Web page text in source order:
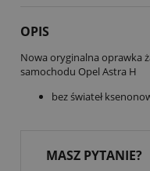
OPIS
Nowa oryginalna oprawka
samochodu Opel Astra H
bez świateł
MASZ PYTANIE?